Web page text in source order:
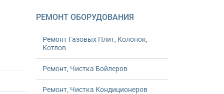
РЕМОНТ ОБОРУДОВАНИЯ
Ремонт Газовых Плит, Колонок,
Котлов
Ремонт, Чистка Бойлеров
Ремонт, Чистка Кондиционеров